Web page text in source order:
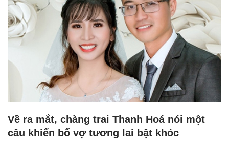
Về ra mắt, chàng trai Thanh Hoá nói một
câu khiến bố vợ tương lai bật khóc